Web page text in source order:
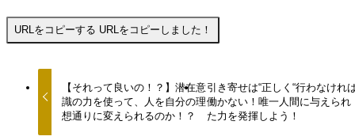
URLをコピーする URLをコピーしました！
【それって良いの！？】潜在意
識の力を使って、人を自分の理
想通りに変えられるのか！？
引き寄せは“正しく“行わなけれ
働かない！唯一人間に与えられ
た力を発揮しよう！